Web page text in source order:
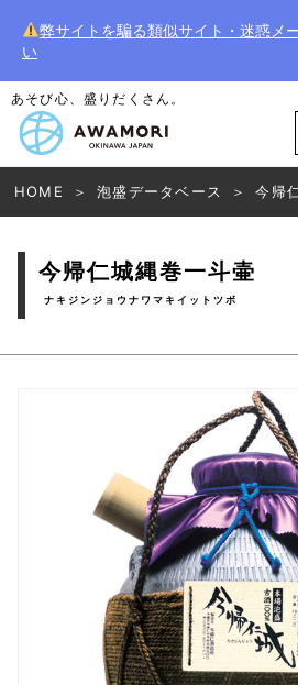
弊サイトを騙る類似サイト・迷惑メ
い
あそび心、盛りだくさん。
HOME 泡盛データベース 今帰
今帰仁城縄巻一斗壷
ナキジンジョウナワマキイットツボ